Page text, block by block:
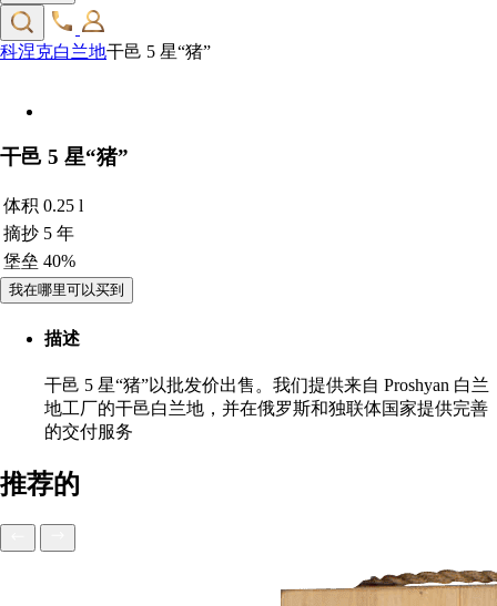
科涅克白兰地干邑 5 星“猪”
干邑 5 星“猪”
体积 0.25 l
摘抄 5 年
堡垒 40%
我在哪里可以买到
描述
干邑 5 星“猪”以批发价出售。我们提供来自 Proshyan 白兰
地工厂的干邑白兰地，并在俄罗斯和独联体国家提供完善
的交付服务
推荐的